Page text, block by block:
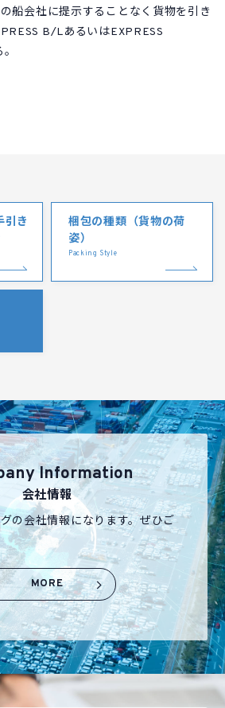
船会社に提示することなく貨物を引き
B/LあるいはEXPRESS
引き
梱包の種類（貨物の荷
姿）
Packing Style
Information
会社情報
の会社情報になります。ぜひご
MORE